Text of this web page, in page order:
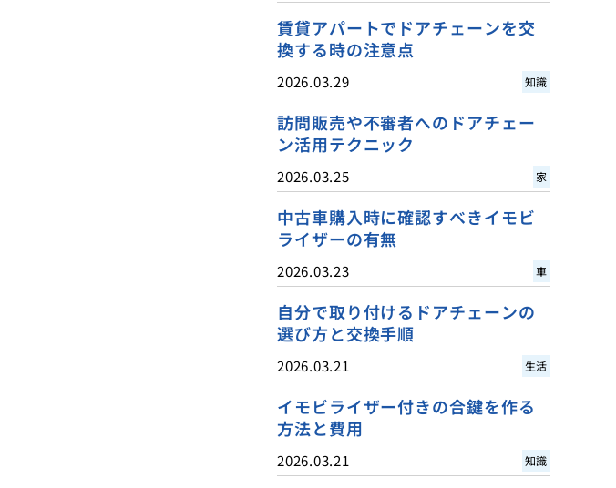
賃貸アパートでドアチェーンを交
換する時の注意点
2026.03.29 知識
訪問販売や不審者へのドアチェー
ン活用テクニック
2026.03.25 家
中古車購入時に確認すべきイモビ
ライザーの有無
2026.03.23 車
自分で取り付けるドアチェーンの
選び方と交換手順
2026.03.21 生活
イモビライザー付きの合鍵を作る
方法と費用
2026.03.21 知識